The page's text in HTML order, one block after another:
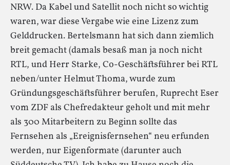
NRW. Da Kabel und Satellit noch nicht so wichtig
waren, war diese Vergabe wie eine Lizenz zum
Gelddrucken. Bertelsmann hat sich dann ziemlich
breit gemacht (damals besaß man ja noch nicht
RTL, und Herr Starke, Co-Geschäftsführer bei RTL
neben/unter Helmut Thoma, wurde zum
Gründungsgeschäftsführer berufen, Ruprecht Eser
vom ZDF als Chefredakteur geholt und mit mehr
als 300 Mitarbeitern zu Beginn sollte das
Fernsehen als „Ereignisfernsehen“ neu erfunden
werden, nur Eigenformate (darunter auch